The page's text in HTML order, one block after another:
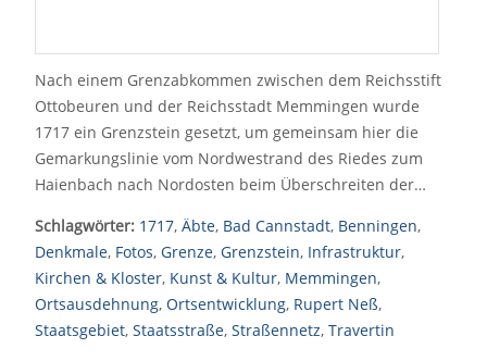
Nach einem Grenzabkommen zwischen dem Reichsstift
Ottobeuren und der Reichsstadt Memmingen wurde
1717 ein Grenzstein gesetzt, um gemeinsam hier die
Gemarkungslinie vom Nordwestrand des Riedes zum
Haienbach nach Nordosten beim Überschreiten der…
Schlagwörter: 1717, Äbte, Bad Cannstadt, Benningen,
Denkmale, Fotos, Grenze, Grenzstein, Infrastruktur,
Kirchen & Kloster, Kunst & Kultur, Memmingen,
Ortsausdehnung, Ortsentwicklung, Rupert Neß,
Staatsgebiet, Staatsstraße, Straßennetz, Travertin